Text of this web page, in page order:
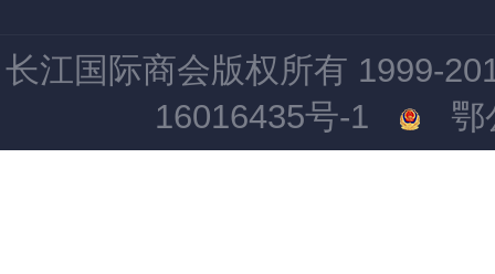
长江国际商会版权所有 1999-
16016435号-1
鄂